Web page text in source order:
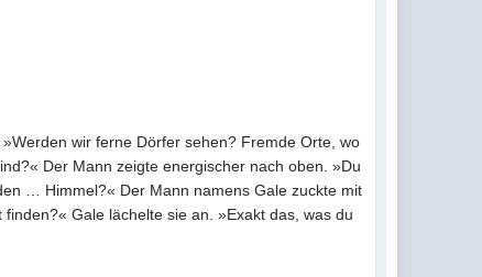
wir ferne Dörfer sehen? Fremde Orte, wo
Der Mann zeigte energischer nach oben. »Du
… Himmel?« Der Mann namens Gale zuckte mit
Gale lächelte sie an. »Exakt das, was du